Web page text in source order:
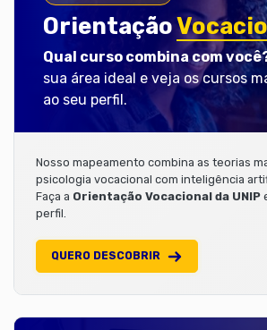
Orientação
Qual curso combina com
sua área ideal e veja os cursos
ao seu perfil.
Nosso mapeamento combina as teorias
psicologia vocacional com inteligência
Faça a Orientação Vocacional da UNIP
perfil.
QUERO DESCOBRIR